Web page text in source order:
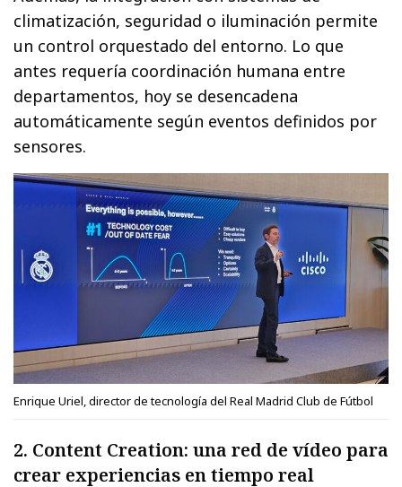
climatización, seguridad o iluminación permite
un control orquestado del entorno. Lo que
antes requería coordinación humana entre
departamentos, hoy se desencadena
automáticamente según eventos definidos por
sensores.
Enrique Uriel, director de tecnología del Real Madrid Club de Fútbol
2. Content Creation: una red de vídeo para
crear experiencias en tiempo real